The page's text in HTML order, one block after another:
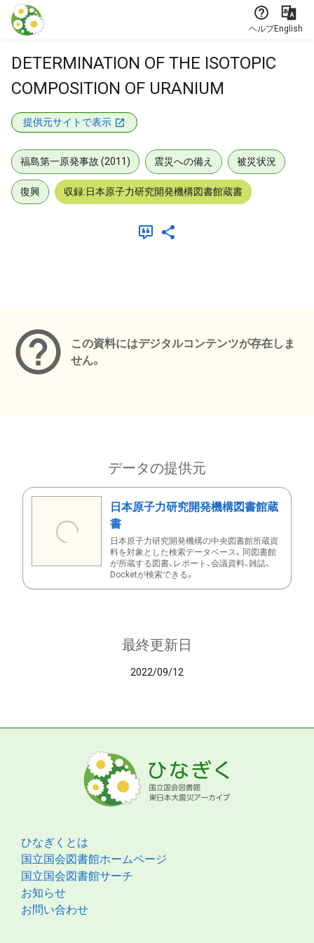
本文に飛ぶ
ヘルプEnglish
DETERMINATION OF THE ISOTOPIC
COMPOSITION OF URANIUM
提供元サイトで表示
福島第一原発事故 (2011) 震災への備え 被災状況
復興 収録:日本原子力研究開発機構図書館蔵書
この資料にはデジタルコンテンツが存在しま
せん。
データの提供元
日本原子力研究開発機構図書館蔵
書
日本原子力研究開発機構の中央図書館所蔵資
料を対象とした検索データベース。同図書館
が所蔵する図書、レポート、会議資料、雑誌、
Docketが検索できる。
最終更新日
2022/09/12
ひなぎくとは
国立国会図書館ホームページ
国立国会図書館サーチ
お知らせ
お問い合わせ